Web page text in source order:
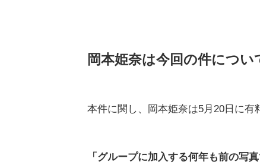
岡本姫奈は今回の件につ
本件に関し、岡本姫奈は5月20日に有
「グループに加入する何年も前の写